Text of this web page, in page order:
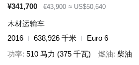
¥341,700 €43,900 ≈ US$50,640
木材运输车
2016
638,926 千米
Euro 6
功率 510 马力 (375 千瓦) 燃油 柴油